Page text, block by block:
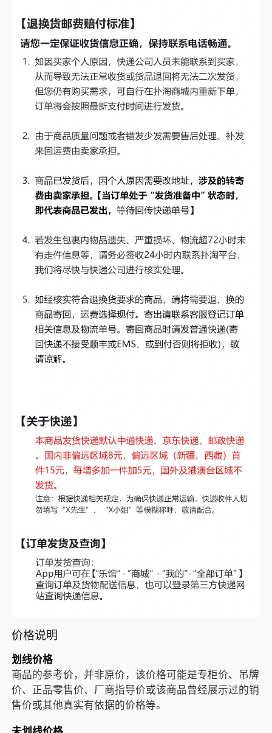
价格说明
划线价格
商品的参考价，并非原价，该价格可能是专柜价、吊牌
价、正品零售价、厂商指导价或该商品曾经展示过的销
售价或其他真实有依据的价格等。